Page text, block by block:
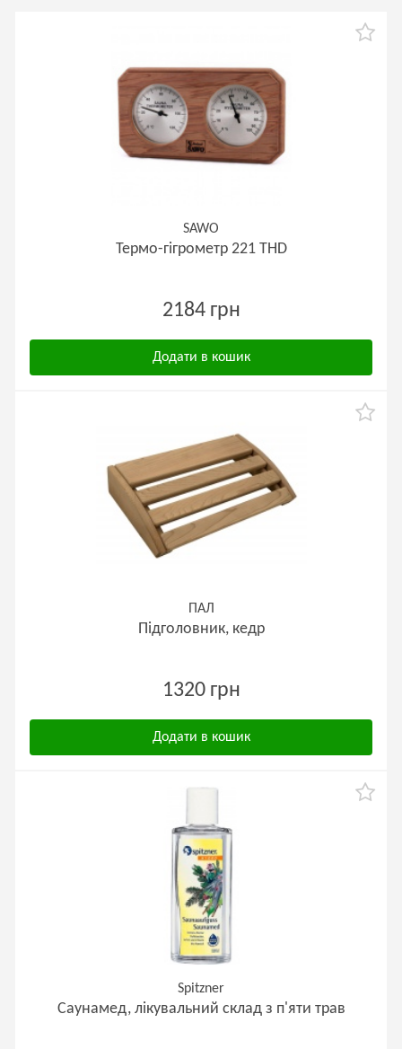
SAWO
Термо-гігрометр 221 ТНD
2184 грн
Додати в кошик
ПАЛ
Підголовник, кедр
1320 грн
Додати в кошик
Spitzner
Саунамед, лікувальний склад з п'яти трав